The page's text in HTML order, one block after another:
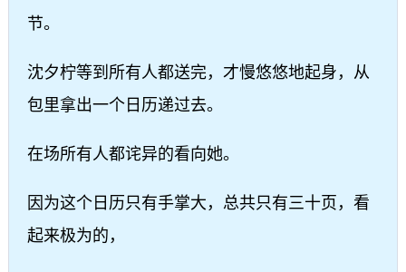
节。
沈夕柠等到所有人都送完，才慢悠悠地起身，从
包里拿出一个日历递过去。
在场所有人都诧异的看向她。
因为这个日历只有手掌大，总共只有三十页，看
起来极为的，